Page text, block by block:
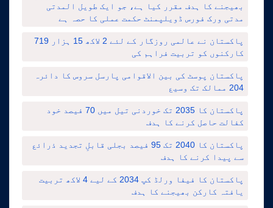
بھیجنے کا ہدف مقرر کیا ہے، جو ایک طویل المدتی
مدتی ورک فورس ڈویلپمنٹ حکمت عملی کا حصہ ہے
پاکستان نے عالمی روزگار کے لئے 2 لاکھ 15 ہزار 719
کارکنوں کو تربیت فراہم کی
پاکستان پوسٹ کی بین الاقوامی پارسل سروس کا دائرہ
204 ممالک تک وسیع
پاکستان کا 2035 تک خوردنی تیل میں 70 فیصد خود
کفالت حاصل کرنے کا ہدف
پاکستان کا 2040 تک 95 فیصد بجلی قابلِ تجدید ذرائع
سے پیدا کرنے کا ہدف
پاکستان کا فیفا ورلڈ کپ 2034 کے لیے 4 لاکھ تربیت
یافتہ کارکن بھیجنے کا ہدف